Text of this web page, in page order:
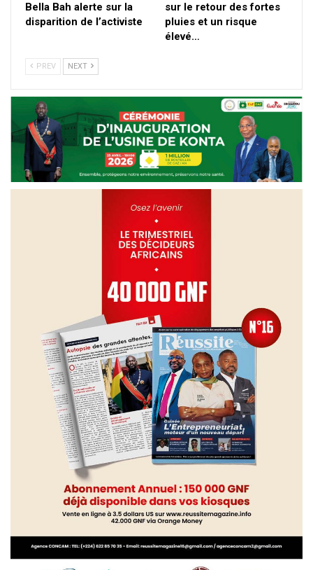
Bella Bah alerte sur la
disparition de l’activiste
sur le retour des fortes
pluies et un risque
élevé…
PREV NEXT